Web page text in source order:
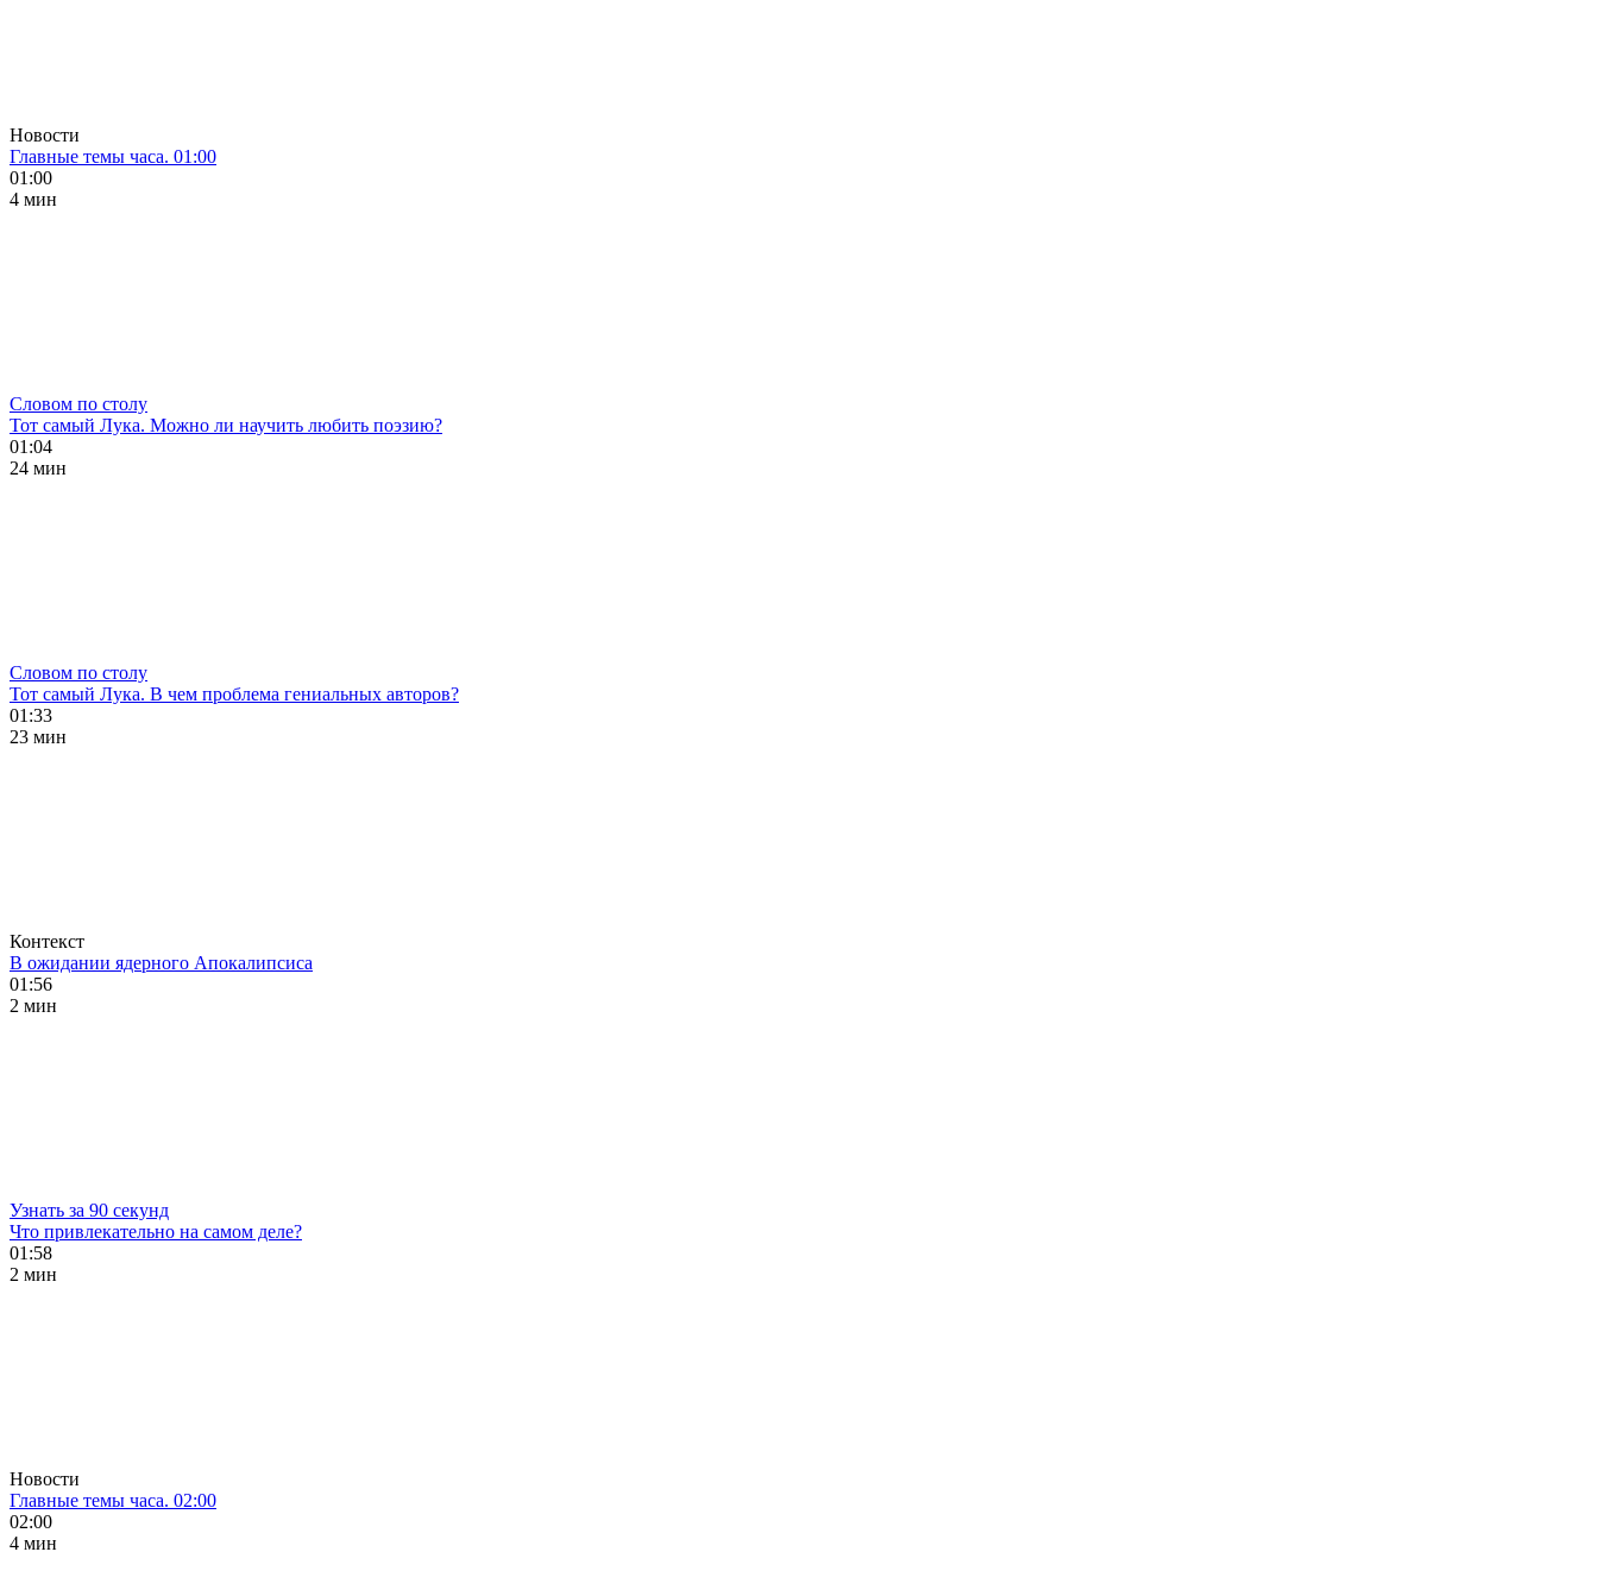
Новости
Главные темы часа. 01:00
01:00
4 мин
Словом по столу
Тот самый Лука. Можно ли научить любить поэзию?
01:04
24 мин
Словом по столу
Тот самый Лука. В чем проблема гениальных авторов?
01:33
23 мин
Контекст
В ожидании ядерного Апокалипсиса
01:56
2 мин
Узнать за 90 секунд
Что привлекательно на самом деле?
01:58
2 мин
Новости
Главные темы часа. 02:00
02:00
4 мин